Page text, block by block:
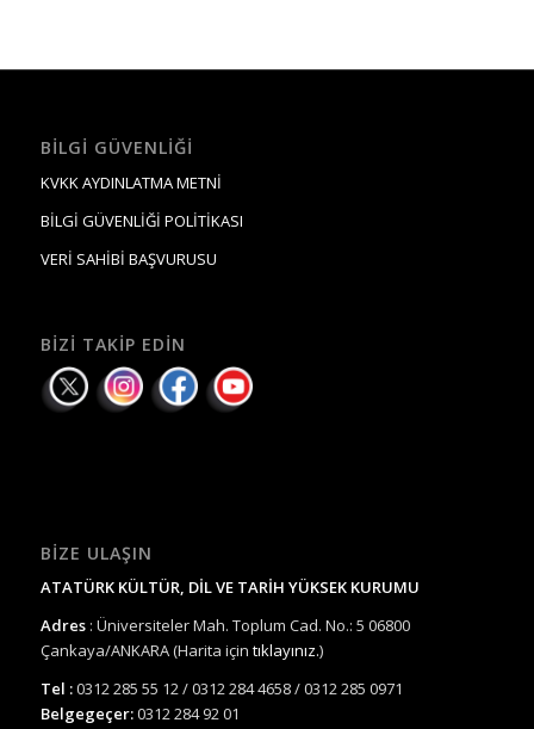
BILGI GÜVENLIĞI
KVKK AYDINLATMA METNİ
BİLGİ GÜVENLİĞİ POLİTİKASI
VERİ SAHİBİ BAŞVURUSU
BIZI TAKIP EDIN
BIZE ULAŞIN
ATATÜRK KÜLTÜR, DİL VE TARİH YÜKSEK KURUMU
Adres : Üniversiteler Mah. Toplum Cad. No.: 5 06800
Çankaya/ANKARA (Harita için tıklayınız.)
Tel :0312 285 55 12 / 0312 284 4658 / 0312 285 0971
Belgegeçer:0312 284 92 01